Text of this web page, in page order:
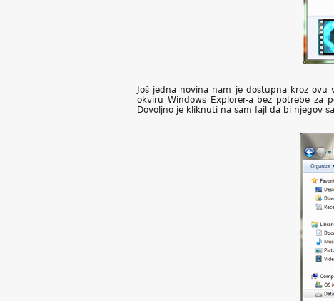
Još jedna novina nam je dostupna kroz
okviru Windows Explorer-a bez potrebe za
Dovoljno je kliknuti na sam fajl da bi njegov